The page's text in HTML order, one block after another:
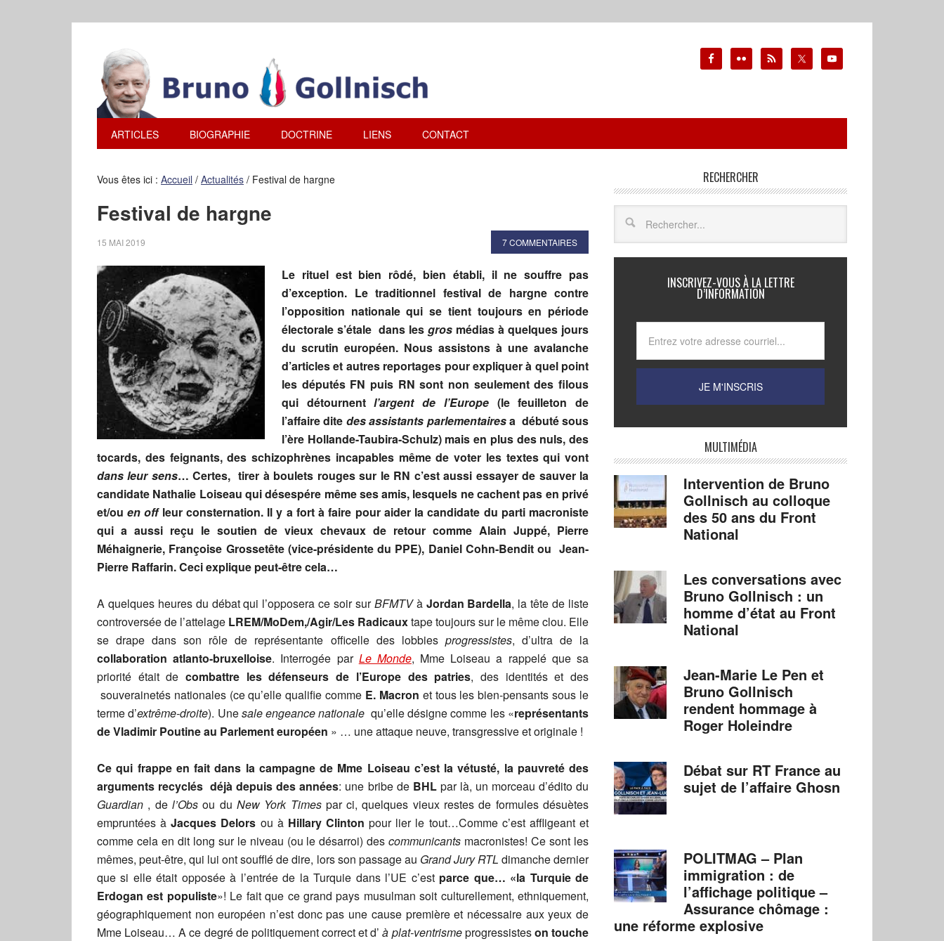
ARTICLES BIOGRAPHIE DOCTRINE LIENS CONTACT
Vous êtes ici : Accueil / Actualités / Festival de hargne
Festival de hargne
15 MAI 2019 7 COMMENTAIRES
Le rituel est bien rôdé, bien établi, il ne souffre pas
d’exception. Le traditionnel festival de hargne contre
l’opposition nationale qui se tient toujours en période
électorale s’étale dans les gros médias à quelques jours
du scrutin européen. Nous assistons à une avalanche
d’articles et autres reportages pour expliquer à quel point
les députés FN puis RN sont non seulement des filous
qui détournentl’argent de l’Europe(le feuilleton de
l’affaire dite des assistants parlementairesa débuté sous
l’ère Hollande-Taubira-Schulz) mais en plus des nuls, des
tocards, des feignants, des schizophrènes incapables même de voter les textes qui vont
dans leur sens… Certes, tirer à boulets rouges sur le RN c’est aussi essayer de sauver la
candidate Nathalie Loiseau qui désespére même ses amis, lesquels ne cachent pas en privé
et/ouen offleur consternation. Il y a fort à faire pour aider la candidate du parti macroniste
qui a aussi reçu le soutien de vieux chevaux de retour comme Alain Juppé, Pierre
Méhaignerie, Françoise Grossetête (vice-présidente du PPE), Daniel Cohn-Bendit ou Jean-
Pierre Raffarin. Ceci explique peut-être cela…
A quelques heures du débat qui l’opposera ce soir surBFMTVàJordan Bardella, la tête de liste
controversée de l’attelage LREM/MoDem,/Agir/Les Radicauxtape toujours sur le même clou. Elle
se drape dans son rôle de représentante officelle des lobbies progressistes, d’ultra de la
collaboration atlanto-bruxelloise. Interrogée par Le Monde, Mme Loiseau a rappelé que sa
priorité était decombattre les défenseurs de l’Europe des patries, des identités et des
souverainetés nationales (ce qu’elle qualifie comme E. Macron et tous les bien-pensants sous le
terme d’extrême-droite). Unesale engeance nationale qu’elle désigne comme les «représentants
de Vladimir Poutine au Parlement européen » … une attaque neuve, transgressive et originale !
Ce qui frappe en fait dans la campagne de Mme Loiseau c’est la vétusté, la pauvreté des
arguments recyclés déjà depuis des années: une bribe de BHLpar là, un morceau d’édito du
Guardian , de l’Obsou du New York Timespar ci, quelques vieux restes de formules désuètes
empruntées àJacques Delors ou à Hillary Clinton pour lier le tout…Comme c’est affligeant et
comme cela en dit long sur le niveau (ou le désarroi) descommunicants macronistes! Ce sont les
mêmes, peut-être, qui lui ont soufflé de dire, lors son passage au Grand Jury RTL dimanche dernier
que si elle était opposée à l’entrée de la Turquie dans l’UE c’est parce que… «la Turquie de
Erdogan est populiste»! Le fait que ce grand pays musulman soit culturellement, ethniquement,
géographiquement non européen n’est donc pas une cause première et nécessaire aux yeux de
Mme Loiseau… A ce degré de politiquement correct et d’à plat-ventrismeprogressisteson touche
RECHERCHER
INSCRIVEZ-VOUS À LA LETTRE
D’INFORMATION
MULTIMÉDIA
Intervention de Bruno
Gollnisch au colloque
des 50 ans du Front
National
Les conversations avec
Bruno Gollnisch : un
homme d’état au Front
National
Jean-Marie Le Pen et
Bruno Gollnisch
rendent hommage à
Roger Holeindre
Débat sur RT France au
sujet de l’affaire Ghosn
POLITMAG – Plan
immigration : de
l’affichage politique –
Assurance chômage :
une réforme explosive